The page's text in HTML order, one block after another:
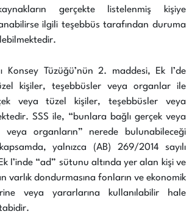
gerçekte listelenmiş kişiye
ilgili teşebbüs tarafından duruma
Konsey Tüzüğü’nün 2. maddesi, Ek I’de
kişiler, teşebbüsler veya organlar ile
veya tüzel kişiler, teşebbüsler veya
SSS ile, “bunlara bağlı gerçek veya
organların” nerede bulunabileceği
yalnızca (AB) 269/2014 sayılı
I’inde “ad” sütunu altında yer alan kişi ve
varlık dondurmasına fonların ve ekonomik
veya yararlarına kullanılabilir hale